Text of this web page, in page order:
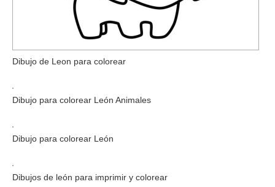
Dibujo de Leon para colorear
Dibujo para colorear León Animales
Dibujo para colorear León
Dibujos de león para imprimir y colorear